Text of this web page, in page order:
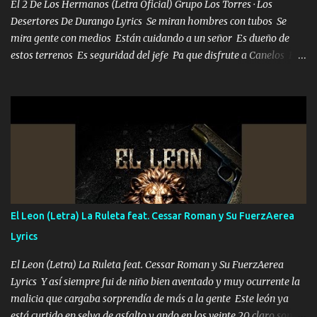
El 2 De Los Hermanos (Letra Oficial) Grupo Los Torres · Los
Desertores De Durango Lyrics Se miran hombres con tubos Se
mira gente con medios Están cuidando a un señor Es dueño de
estos terrenos Es seguridad del jefe Pa que disfrute a Canelos Es
ni tampoco las mujeres porque es platica de grandes por eso hay
que estar alegres doy las instrucciones para atender los deberes
Música Si es que salta algún problema de confianza tengo gente
ahí está el Hombre Cuarenta y también Pariente 7 arreglan
cualquier problema no más es cuestión que ordené NOS HACE
FALTA UN HERMANO DE CLAVE ERA EL 24 SIEMPRE FUE UN
HOMBRE VALIENTE POR ALGO M'URIÓ PELEAND0 SIEMPRE
VIO POR LA FAMILIA PARA QUE SIGA EL LEGADO Es el DOS de
los HERMANOS un cerebro inteligente y com...
El Leon (Letra) La Ruleta feat. Cessar Roman y Su FuerzAerea
Lyrics
El Leon (Letra) La Ruleta feat. Cessar Roman y Su FuerzAerea
Lyrics Y así siempre fui de niño bien aventado y muy ocurrente la
malicia que cargaba sorprendía de más a la gente Este león ya